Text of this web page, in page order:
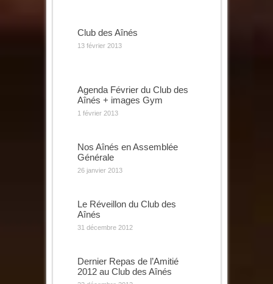
Club des Aînés
13 février 2013
Agenda Février du Club des
Aînés + images Gym
1 février 2013
Nos Aînés en Assemblée
Générale
26 janvier 2013
Le Réveillon du Club des
Aînés
31 décembre 2012
Dernier Repas de l’Amitié
2012 au Club des Aînés